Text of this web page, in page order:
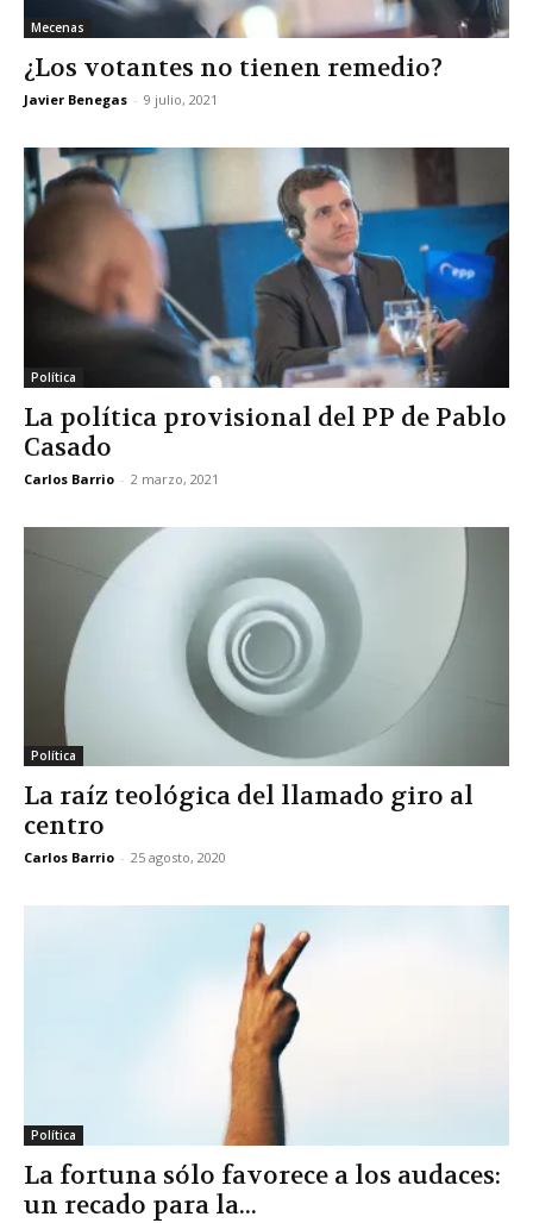
Mecenas
¿Los votantes no tienen remedio?
Javier Benegas - 9 julio, 2021
Política
La política provisional del PP de Pablo
Casado
Carlos Barrio - 2 marzo, 2021
Política
La raíz teológica del llamado giro al
centro
Carlos Barrio - 25 agosto, 2020
Política
La fortuna sólo favorece a los audaces:
un recado para la...